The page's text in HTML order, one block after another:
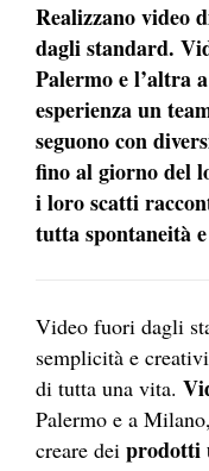
Realizzano video
dagli standard.
Palermo e l’altra
esperienza un
seguono con
fino al giorno del
i loro scatti
tutta spontaneità
Video fuori dagli
semplicità e
di tutta una vita.
Palermo e a
creare dei prodotti